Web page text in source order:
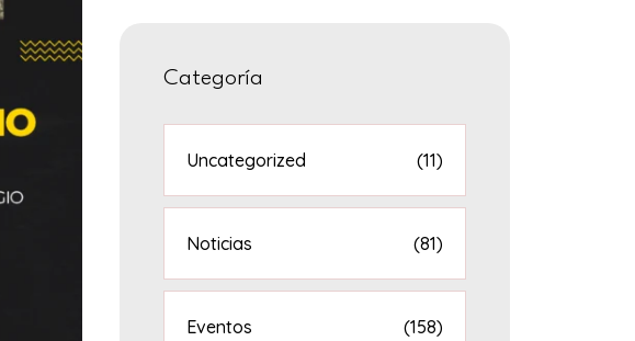
Categoría
Uncategorized (11)
Noticias (81)
Eventos (158)